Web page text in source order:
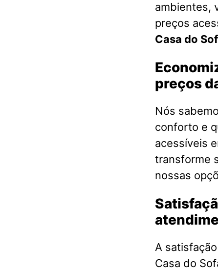
ambientes,
preços
Casa do
preços
Nós
conforto e
acessíveis
transforme
nossas
A
Casa do